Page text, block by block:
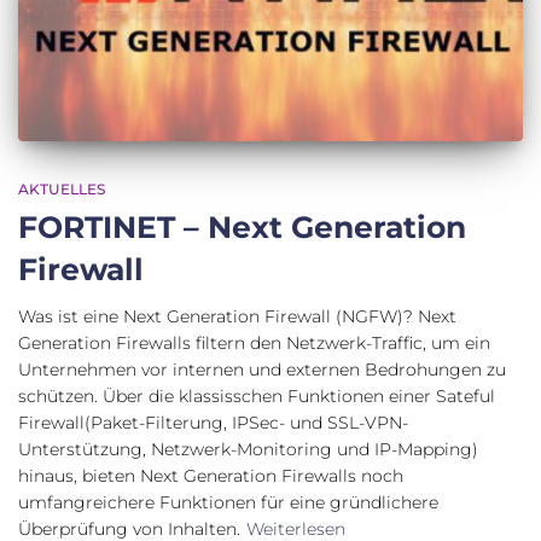
AKTUELLES
FORTINET – Next Generation
Firewall
Was ist eine Next Generation Firewall (NGFW)? Next
Generation Firewalls filtern den Netzwerk-Traffic, um ein
Unternehmen vor internen und externen Bedrohungen zu
schützen. Über die klassisschen Funktionen einer Sateful
Firewall(Paket-Filterung, IPSec- und SSL-VPN-
Unterstützung, Netzwerk-Monitoring und IP-Mapping)
hinaus, bieten Next Generation Firewalls noch
umfangreichere Funktionen für eine gründlichere
Überprüfung von Inhalten. Weiterlesen